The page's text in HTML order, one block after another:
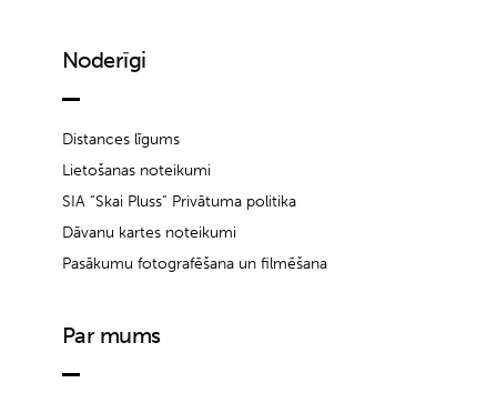
Noderīgi
Distances līgums
Lietošanas noteikumi
SIA “Skai Pluss” Privātuma politika
Dāvanu kartes noteikumi
Pasākumu fotografēšana un filmēšana
Par mums